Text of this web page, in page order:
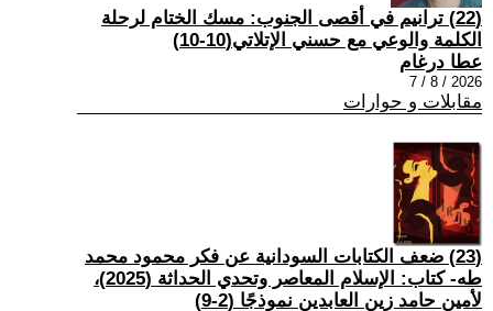
(22) ترانيم في أقصى الجنوب: مسك الختام لرحلة
الكلمة والوعي مع حسني الإتلاتي(10-10)
عطا درغام
2026 / 8 / 7
مقابلات و حوارات
(23) ضعف الكتابات السودانية عن فكر محمود محمد
طه- كتاب: الإسلام المعاصر وتحدي الحداثة (2025)،
لأمين حامد زين العابدين نموذجًا (2-9)